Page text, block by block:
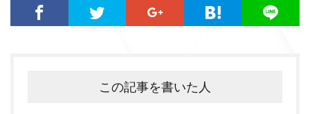
この記事を書いた人